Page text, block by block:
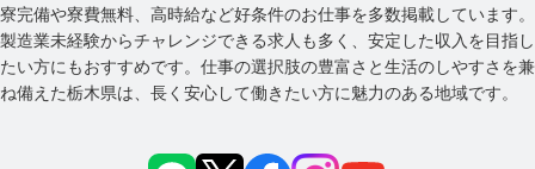
寮完備や寮費無料、高時給など好条件のお仕事を多数掲載しています。
製造業未経験からチャレンジできる求人も多く、安定した収入を目指し
たい方にもおすすめです。仕事の選択肢の豊富さと生活のしやすさを兼
ね備えた栃木県は、長く安心して働きたい方に魅力のある地域です。